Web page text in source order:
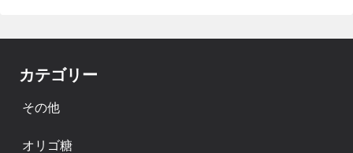
カテゴリー
その他
オリゴ糖